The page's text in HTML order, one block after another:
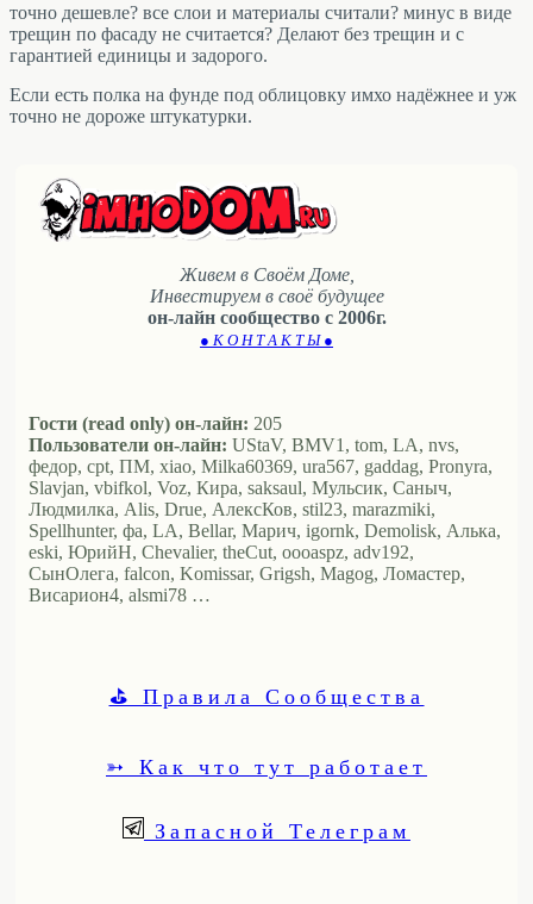
точно дешевле? все слои и материалы считали? минус в виде
трещин по фасаду не считается? Делают без трещин и с
гарантией единицы и задорого.
Если есть полка на фунде под облицовку имхо надёжнее и уж
точно не дороже штукатурки.
Живем в Своём Доме,
Инвестируем в своё будущее
он-лайн сообщество с 2006г.
● К О Н Т А К Т Ы ●
Гости (read only) он-лайн: 205
Пользователи он-лайн: UStaV, BMV1, tom, LA, nvs,
федор, cpt, ПМ, xiao, Milka60369, ura567, gaddag, Pronyra,
Slavjan, vbifkol, Voz, Кира, saksaul, Мульсик, Саныч,
Людмилка, Alis, Drue, АлексКов, stil23, marazmiki,
Spellhunter, фа, LA, Bellar, Марич, igornk, Demolisk, Алька,
eski, ЮрийН, Chevalier, theCut, oooaspz, adv192,
СынОлега, falcon, Komissar, Grigsh, Magog, Ломастер,
Висариoн4, alsmi78 …
⛳ Правила Сообщества
➳ Как что тут работает
Запасной Телеграм